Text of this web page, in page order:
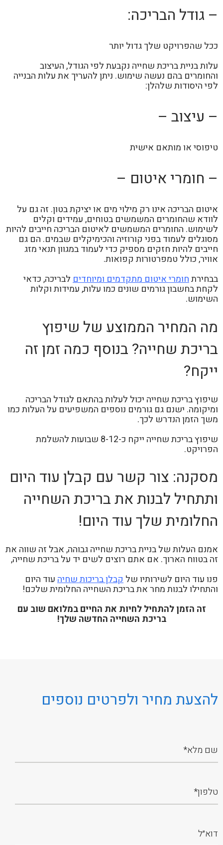
– גודל הבריכה:
ככל שהפרויקט שלך גדול יותר
עלות בניית בריכת שחייה נקבעת לפי הגודל, העיצוב
והחומרים בהם נעשה שימוש. ניתן להעריך את עלות הבנייה
לפי היסודות שלהלן:
– עיצוב –
טיפוסי או מותאם אישית
– חומרי איטום –
איטום הבריכה אינו רק מילוי מים או יציקת בטון. זה גם על
לוודא שהחומרים המשמשים בטוחים, עמידים וקלים
לשימוש. החומרים המשמשים לאיטום הבריכה חייבים להיות
מסוגלים לעמוד בפני קורוזיה והכימיקלים שבמים. הם גם
חייבים להיות חזקים מספיק כדי לעמוד במגוון תנאי מזג
אוויר, כולל טמפרטורות קפואות.
בבחירתחומרי איטום מתקדמים ומיוחדיםלבריכה, כדאי
לקחת בחשבון גורמים שונים כמו עלות, עמידות וקלות
השימוש.
מה המחיר הממוצע של שיפוץ
בריכת שחייה? בנוסף כמה זמן זה
ייקח?
שיפוץ בריכת שחייה יכול לעלות בהתאם לגודל הבריכה
ומיקומה. ישנם גם גורמים נוספים המשפיעים על העלות כמו
משך הזמן הנדרש לכך.
שיפוץ בריכת שחייה ייקח כ-8-12 שבועות להשלמת
הפרויקט.
מסקנה: צור קשר עם קבלן עוד היום
ותתחיל לבנות את בריכת השחייה
החלומית שלך עוד היום!
אמנם העלות של בניית בריכת שחייה גבוהה, אבל זה שווה את
זה בטווח הארוך. אם אתם רוצים לשים יד על בריכת שחייה,
פנו עוד היום לשירותיו שלקבלן בריכות שחיהעוד היום
והתחילו לבנות מחר את בריכת השחייה החלומית שלכם!
זה הזמן להתחיל לחיות את החיים במלואם שוב עם
בריכת השחייה החדשה שלך!
להצעת מחיר ולפרטים נוספים